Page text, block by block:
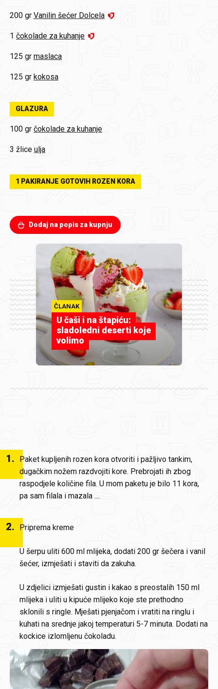
200 gr Vanilin šećer Dolcela
1 čokolade za kuhanje
125 gr maslaca
125 gr kokosa
GLAZURA
100 gr čokolade za kuhanje
3 žlice ulja
1 PAKIRANJE GOTOVIH ROZEN KORA
Dodaj na popis za kupnju
ČLANAK
U čaši i na štapiću:
sladoledni deserti koje
volimo
1.
Paket kupljenih rozen kora otvoriti i pažljivo tankim,
dugačkim nožem razdvojiti kore. Prebrojati ih zbog
raspodjele količine fila. U mom paketu je bilo 11 kora,
pa sam filala i mazala ....
2. Priprema kreme
U šerpu uliti 600 ml mlijeka, dodati 200 gr šečera i vanil
šećer, izmješati i staviti da zakuha.
U zdjelici izmješati gustin i kakao s preostalih 150 ml
mlijeka i uliti u kipuće mlijeko koje ste prethodno
sklonili s ringle. Mješati pjenjačom i vratiti na ringlu i
kuhati na srednje jakoj temperaturi 5-7 minuta. Dodati na
kockice izlomljenu čokoladu.